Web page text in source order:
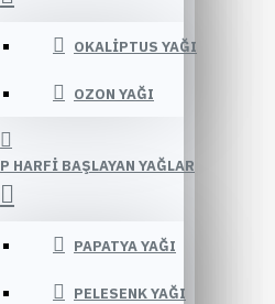
OKALIPTUS YAĞI
OZON YAĞI
P HARFI BAŞLAYAN YAĞLAR
PAPATYA YAĞI
PELESENK YAĞI